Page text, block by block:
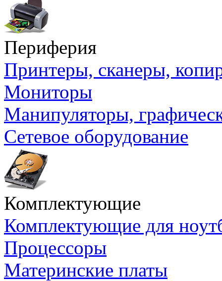
Периферия
Принтеры, сканеры,
Мониторы
Манипуляторы,
Сетевое оборудование
Комплектующие
Комплектующие для
Процессоры
Материнские платы